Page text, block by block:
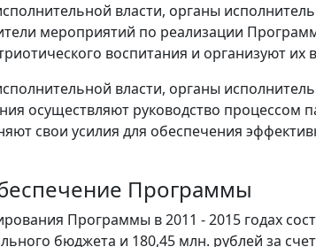
власти, органы
мероприятий по реализации
воспитания и организуют их
власти, органы
осуществляют руководство процессом
свои усилия для обеспечения
Программы
Программы в 2011 - 2015 годах
бюджета и 180,45 млн. рублей за